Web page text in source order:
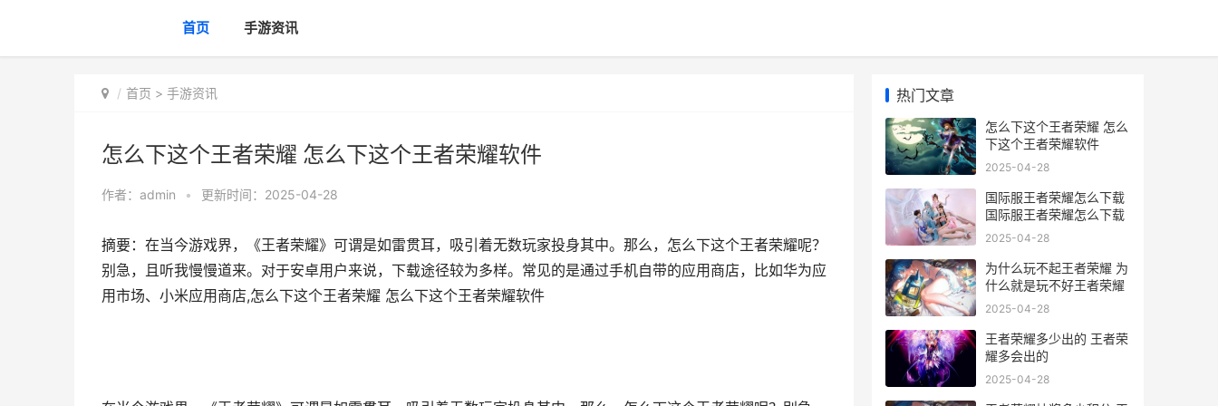
首页 手游资讯
首页 > 手游资讯
怎么下这个王者荣耀 怎么下这个王者荣耀软件
作者： admin • 更新时间：2025-04-28
摘要：在当今游戏界，《王者荣耀》可谓是如雷贯耳，吸引着无数玩家投身其中。那么，怎么下这个王者荣耀呢？
别急，且听我慢慢道来。对于安卓用户来说，下载途径较为多样。常见的是通过手机自带的应用商店，比如华为应
用市场、小米应用商店,怎么下这个王者荣耀 怎么下这个王者荣耀软件
热门文章
怎么下这个王者荣耀 怎么
下这个王者荣耀软件
2025-04-28
国际服王者荣耀怎么下载
国际服王者荣耀怎么下载
2025-04-28
为什么玩不起王者荣耀 为
什么就是玩不好王者荣耀
2025-04-28
王者荣耀多少出的 王者荣
耀多会出的
2025-04-28